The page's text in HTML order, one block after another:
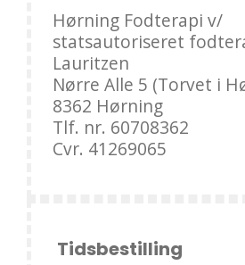
Hørning Fodterapi v/
statsautoriseret
Lauritzen
Nørre Alle 5 (Torvet i
8362 Hørning
Tlf. nr. 60708362
Cvr. 41269065
Tidsbestilling